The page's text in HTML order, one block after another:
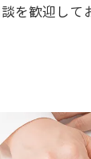
を歓迎して